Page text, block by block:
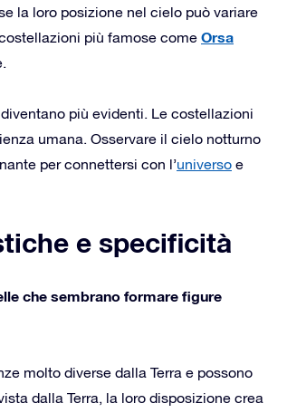
la loro posizione nel cielo può variare
più famose come Orsa
più evidenti. Le costellazioni
umana. Osservare il cielo notturno
per connettersi con l’universo e
e specificità
che sembrano formare figure
molto diverse dalla Terra e possono
dalla Terra, la loro disposizione crea